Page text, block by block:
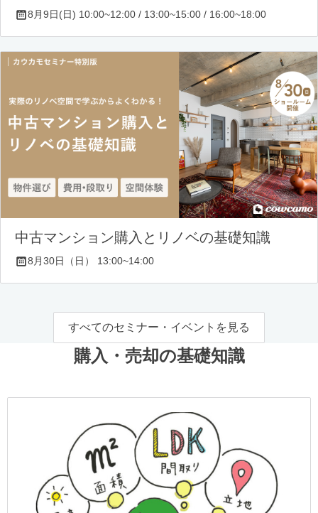
8月9日(日) 10:00~12:00 / 13:00~15:00 / 16:00~18:00
中古マンション購入とリノベの基礎知識
8月30日（日） 13:00~14:00
すべてのセミナー・イベントを見る
購入・売却の基礎知識